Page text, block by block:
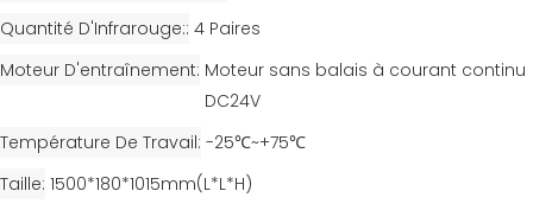
Quantité D'Infrarouge: 4 Paires
Moteur D'entraînement Moteur sans balais à courant continu
DC24V
Température De Travail -25℃~+75℃
Taille 1500*180*1015mm(L*L*H)